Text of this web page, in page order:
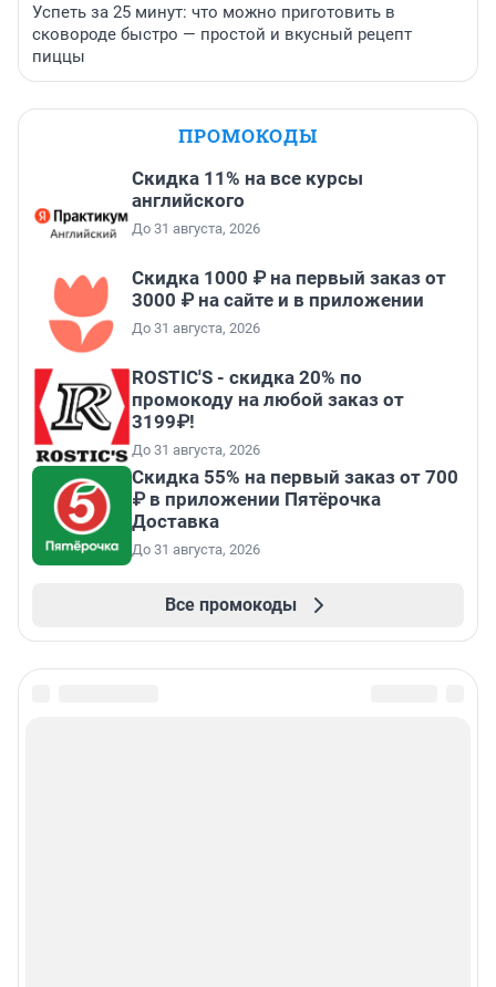
Успеть за 25 минут: что можно приготовить в
сковороде быстро — простой и вкусный рецепт
пиццы
ПРОМОКОДЫ
Скидка 11% на все курсы
английского
До 31 августа, 2026
Скидка 1000 ₽ на первый заказ от
3000 ₽ на сайте и в приложении
До 31 августа, 2026
ROSTIC'S - скидка 20% по
промокоду на любой заказ от
3199₽!
До 31 августа, 2026
Скидка 55% на первый заказ от 700
₽ в приложении Пятёрочка
Доставка
До 31 августа, 2026
Все промокоды